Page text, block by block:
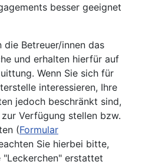
besser geeignet
die Betreuer/innen das
und erhalten hierfür auf
Wenn Sie sich für
interessieren, Ihre
jedoch beschränkt sind,
Verfügung stellen bzw.
(Formular
Sie hierbei bitte,
"Leckerchen" erstattet